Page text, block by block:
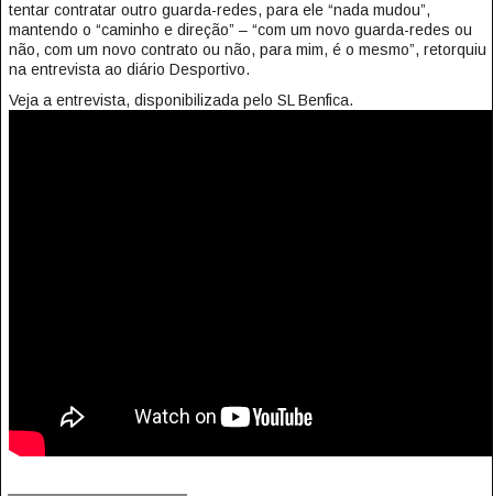
tentar contratar outro guarda-redes, para ele “nada mudou”,
mantendo o “caminho e direção” – “com um novo guarda-redes ou
não, com um novo contrato ou não, para mim, é o mesmo”, retorquiu
na entrevista ao diário Desportivo.
Veja a entrevista, disponibilizada pelo SL Benfica.